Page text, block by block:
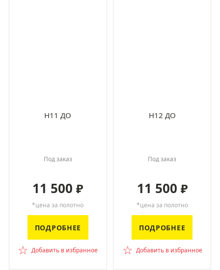
H11 ДО
Под заказ
11 500₽
*цена за полотно
ПОДРОБНЕЕ
☆ Добавить в избранное
H12 ДО
Под заказ
11 500 ₽
*цена за полотно
ПОДРОБНЕЕ
☆ Добавить в избранное